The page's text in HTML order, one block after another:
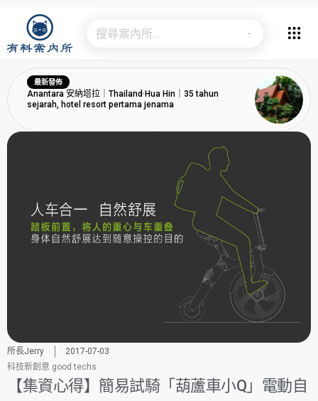
最新發佈
Anantara 安納塔拉｜Thailand·Hua Hin｜35 tahun
sejarah, hotel resort pertama jenama
所長Jerry
2017-07-03
科技新創意 good techs
【集資心得】簡易試騎「葫蘆車小Q」電動自